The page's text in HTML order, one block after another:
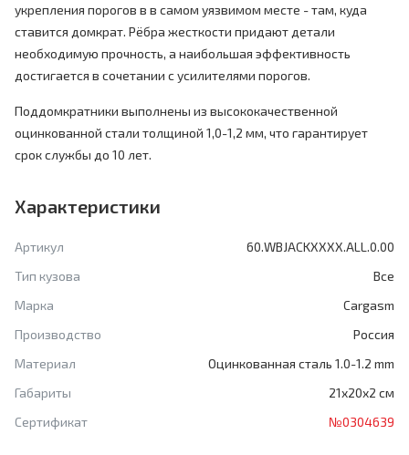
укрепления порогов в в самом уязвимом месте - там, куда
ставится домкрат. Рёбра жесткости придают детали
необходимую прочность, а наибольшая эффективность
достигается в сочетании с усилителями порогов.
Поддомкратники выполнены из высококачественной
оцинкованной стали толщиной 1,0-1,2 мм, что гарантирует
срок службы до 10 лет.
Характеристики
Артикул
60.WBJACKXXXX.ALL.0.00
Тип кузова
Все
Марка
Cargasm
Производство
Россия
Материал
Оцинкованная сталь 1.0-1.2 mm
Габариты
21x20x2 см
Сертификат
№0304639